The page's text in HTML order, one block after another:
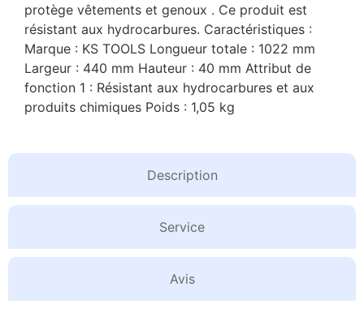
Description
Service
Avis
protège vêtements et genoux . Ce produit est
résistant aux hydrocarbures. Caractéristiques :
Marque : KS TOOLS Longueur totale : 1022 mm
Largeur : 440 mm Hauteur : 40 mm Attribut de
fonction 1 : Résistant aux hydrocarbures et aux
produits chimiques Poids : 1,05 kg